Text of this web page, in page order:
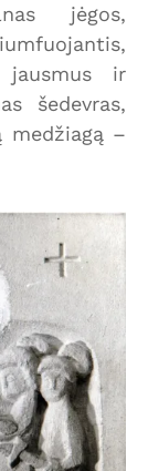
jėgos,
jausmus ir
šedevras,
medžiagą –